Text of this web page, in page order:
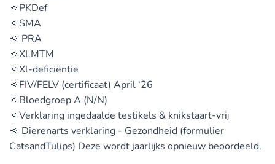
🔅PKDef
🔅SMA
🔆 PRA
🔅XLMTM
🔅Xl-deficiëntie
🔅FIV/FELV (certificaat) April ‘26
🔅Bloedgroep A (N/N)
🔅Verklaring ingedaalde testikels & knikstaart-vrij
🔆 Dierenarts verklaring - Gezondheid (formulier
CatsandTulips) Deze wordt jaarlijks opnieuw beoordeeld.